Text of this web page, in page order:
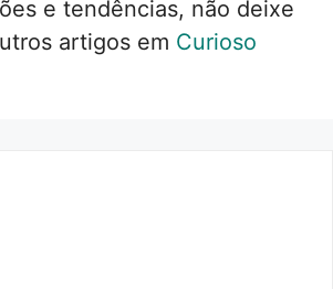
e tendências, não deixe
artigos em Curioso